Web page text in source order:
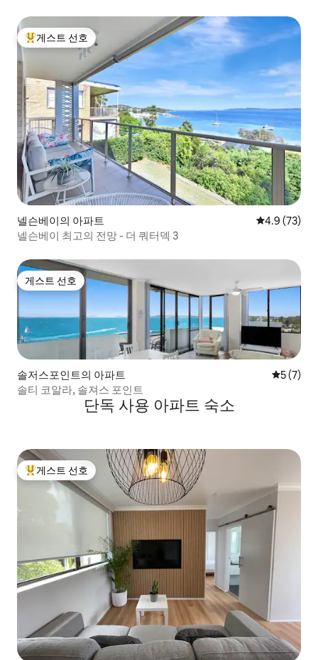
상위 게스트 선호
게스트 선호
넬슨베이의 아파트 평점 4.9점(5
4.9 (73)
넬슨베이 최고의 전망 - 더 쿼터덱 3
게스트 선호
게스트 선호
솔저스포인트의 아파트 평점 5점
5 (7)
솔티 코알라, 솔져스 포인트
단독 사용 아파트 숙소
상위 게스트 선호
게스트 선호